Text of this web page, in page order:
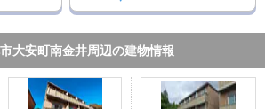
大安町南金井周辺の建物情報